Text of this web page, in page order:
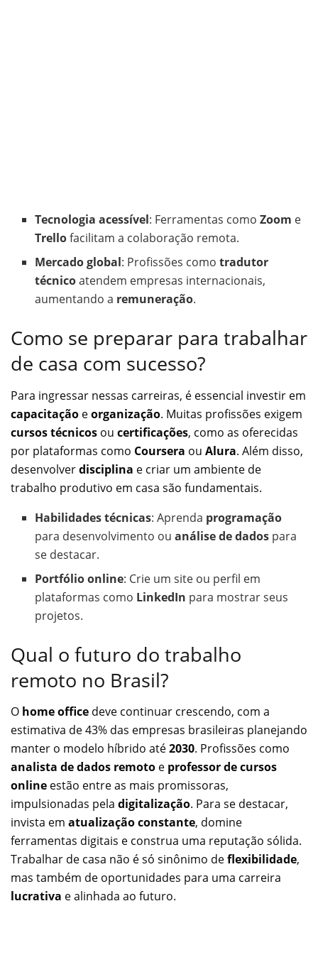
Tecnologia acessível: Ferramentas comoZoom e
Trellofacilitam a colaboração remota.
Mercado global: Profissões comotradutor
técnicoatendem empresas internacionais,
aumentando a remuneração.
Como se preparar para trabalhar
de casa com sucesso?
Para ingressar nessas carreiras, é essencial investir em
capacitação eorganização. Muitas profissões exigem
cursos técnicos ou certificações, como as oferecidas
por plataformas como Coursera ou Alura. Além disso,
desenvolverdisciplina e criar um ambiente de
trabalho produtivo em casa são fundamentais.
Habilidades técnicas: Aprenda programação
para desenvolvimento ouanálise de dados para
se destacar.
Portfólio online: Crie um site ou perfil em
plataformas como LinkedIn para mostrar seus
projetos.
Qual o futuro do trabalho
remoto no Brasil?
O home office deve continuar crescendo, com a
estimativa de 43% das empresas brasileiras planejando
manter o modelo híbrido até2030. Profissões como
analista de dados remoto e professor de cursos
online estão entre as mais promissoras,
impulsionadas pela digitalização. Para se destacar,
invista em atualização constante, domine
ferramentas digitais e construa uma reputação sólida.
Trabalhar de casa não é só sinônimo deflexibilidade,
mas também de oportunidades para uma carreira
lucrativa e alinhada ao futuro.